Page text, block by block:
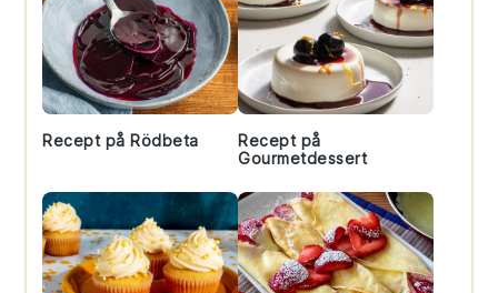
Recept på Rödbeta
Recept på
Gourmetdessert